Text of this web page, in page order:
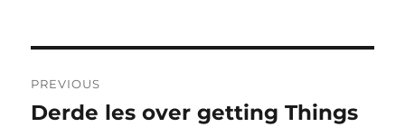
navigation
PREVIOUS
Previous
Derde les over getting Things